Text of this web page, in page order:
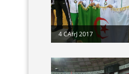
4 CAfrJ 2017